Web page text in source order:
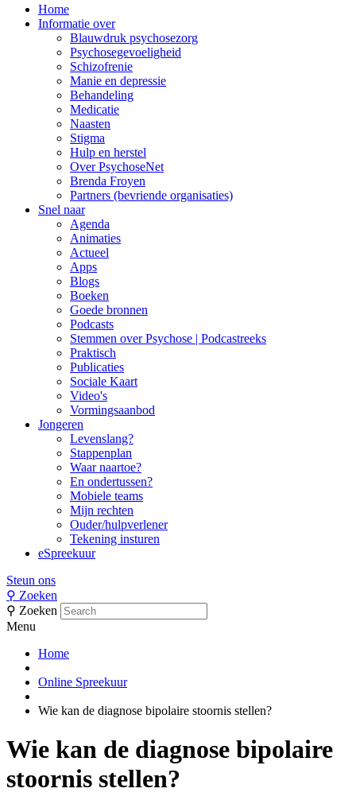
Main
Navigation
Home
Informatie over
Blauwdruk psychosezorg
Psychosegevoeligheid
Schizofrenie
Manie en depressie
Behandeling
Medicatie
Naasten
Stigma
Hulp en herstel
Over PsychoseNet
Brenda Froyen
Partners (bevriende organisaties)
Snel naar
Agenda
Animaties
Actueel
Apps
Blogs
Boeken
Goede bronnen
Podcasts
Stemmen over Psychose | Podcastreeks
Praktisch
Publicaties
Sociale Kaart
Video's
Vormingsaanbod
Jongeren
Levenslang?
Stappenplan
Waar naartoe?
En ondertussen?
Mobiele teams
Mijn rechten
Ouder/hulpverlener
Tekening insturen
eSpreekuur
Steun ons
⚲ Zoeken
⚲ Zoeken
Menu
Home
Online Spreekuur
Wie kan de diagnose bipolaire stoornis stellen?
Wie kan de diagnose bipolaire
stoornis stellen?